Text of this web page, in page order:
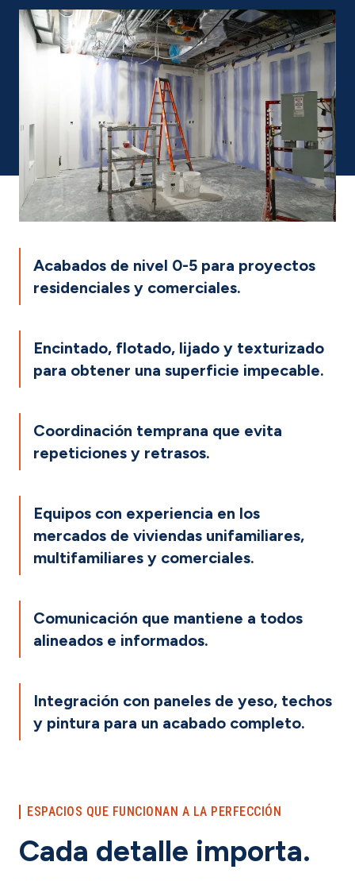
Acabados de nivel 0-5 para proyectos
residenciales y comerciales.
Encintado, flotado, lijado y texturizado
para obtener una superficie impecable.
Coordinación temprana que evita
repeticiones y retrasos.
Equipos con experiencia en los
mercados de viviendas unifamiliares,
multifamiliares y comerciales.
Comunicación que mantiene a todos
alineados e informados.
Integración con paneles de yeso, techos
y pintura para un acabado completo.
ESPACIOS QUE FUNCIONAN A LA PERFECCIÓN
Cada detalle importa.